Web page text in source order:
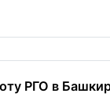
РГО в